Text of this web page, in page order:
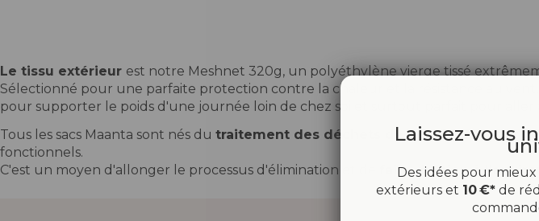
Le tissu extérieur est notre Meshnet 320g, un polyéthylène vierge tissé
Sélectionné pour une parfaite protection contre la chaleur et la résistance au
pour supporter le poids d'une journée loin de chez soi et surtout parfait pour aller à
Tous les sacs Maanta sont nés du traitement des déchets de nos tissus, pour
fonctionnels.
C'est un moyen d'allonger le processus d'élimination et de
faire du bien à
Laissez-vous
Des idées pour
extérieurs et 10 €* de